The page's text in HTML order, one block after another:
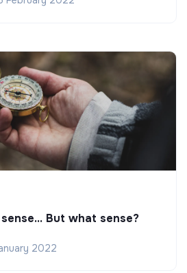
But what sense?
2022